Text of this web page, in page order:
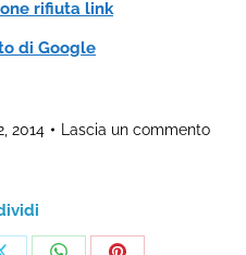
rifiuta link
di Google
2014 Lascia un commento